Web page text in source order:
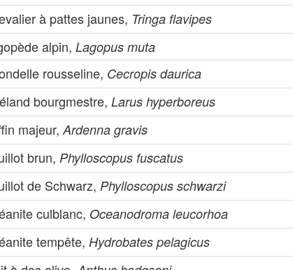
à pattes jaunes, Tringa flavipes
alpin,Lagopus muta
rousseline, Cecropis daurica
bourgmestre,Larus hyperboreus
majeur,Ardenna gravis
brun, Phylloscopus fuscatus
de Schwarz, Phylloscopus schwarzi
culblanc, Oceanodroma leucorhoa
tempête, Hydrobates pelagicus